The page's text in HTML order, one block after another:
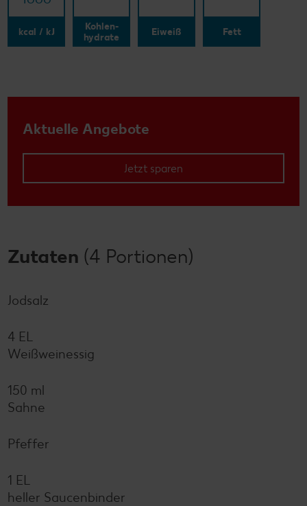
kcal / kJ
Kohlen-
hydrate
Eiweiß Fett
Aktuelle Angebote
Jetzt sparen
Zutaten (4 Portionen)
Jodsalz
4 EL
Weißweinessig
150 ml
Sahne
Pfeffer
1 EL
heller Saucenbinder